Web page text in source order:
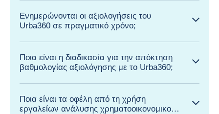
Ενημερώνονται οι αξιολογήσεις του
Urba360 σε πραγματικό χρόνο;
Ποια είναι η διαδικασία για την απόκτηση
βαθμολογίας αξιολόγησης με το Urba360;
Ποια είναι τα οφέλη από τη χρήση
εργαλείων ανάλυσης χρηματοοικονομικού